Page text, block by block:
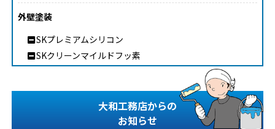
外壁塗装
SKプレミアムシリコン
SKクリーンマイルドフッ素
大和工務店からの
お知らせ